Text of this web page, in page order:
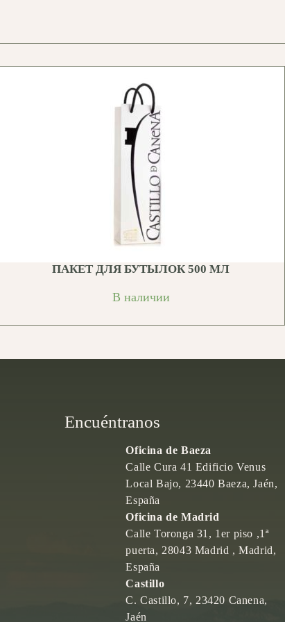
ПАКЕТ ДЛЯ БУТЫЛОК 500 МЛ
В наличии
Encuéntranos
Oficina de Baeza
Calle Cura 41 Edificio Venus
Local Bajo, 23440 Baeza, Jaén,
España
Oficina de Madrid
Calle Toronga 31, 1er piso ,1ª
puerta, 28043 Madrid , Madrid,
España
Castillo
C. Castillo, 7, 23420 Canena,
Jaén